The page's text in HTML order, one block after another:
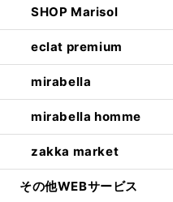
SHOP Marisol
eclat premium
mirabella
mirabella homme
zakka market
その他WEBサービス